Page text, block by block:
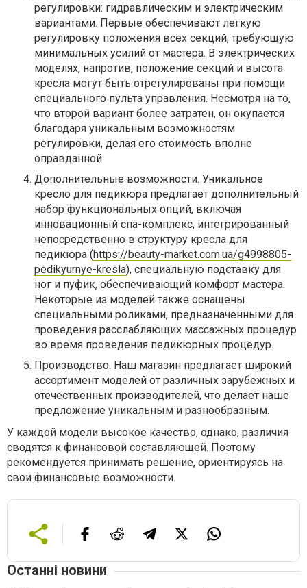
регулировки: гидравлическим и электрическим
вариантами. Первые обеспечивают легкую
регулировку положения всех секций, требующую
минимальных усилий от мастера. В электрических
моделях, напротив, положение секций и высота
кресла могут быть отрегулированы при помощи
специального пульта управления. Несмотря на то,
что второй вариант более затратен, он окупается
благодаря уникальным возможностям
регулировки, делая его стоимость вполне
оправданной.
Дополнительные возможности. Уникальное
кресло для педикюра предлагает дополнительный
набор функциональных опций, включая
инновационный спа-комплекс, интегрированный
непосредственно в структуру кресла для
педикюра (https://beauty-market.com.ua/g4998805-
pedikyurnye-kresla), специальную подставку для
ног и пуфик, обеспечивающий комфорт мастера.
Некоторые из моделей также оснащены
специальными роликами, предназначенными для
проведения расслабляющих массажных процедур
во время проведения педикюрных процедур.
Производство. Наш магазин предлагает широкий
ассортимент моделей от различных зарубежных и
отечественных производителей, что делает наше
предложение уникальным и разнообразным.
У каждой модели высокое качество, однако, различия
сводятся к финансовой составляющей. Поэтому
рекомендуется принимать решение, ориентируясь на
свои финансовые возможности.
Останні новини